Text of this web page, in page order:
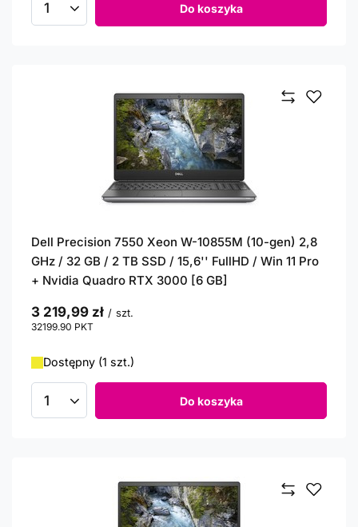
Ilość produktów Do koszyka
Dell Precision 7550 Xeon W-10855M (10-gen) 2,8
GHz / 32 GB / 2 TB SSD / 15,6'' FullHD / Win 11 Pro
+ Nvidia Quadro RTX 3000 [6 GB]
3 219,99 zł / szt.
32199.90 PKT
Dostępny (1 szt.)
Ilość produktów Do koszyka